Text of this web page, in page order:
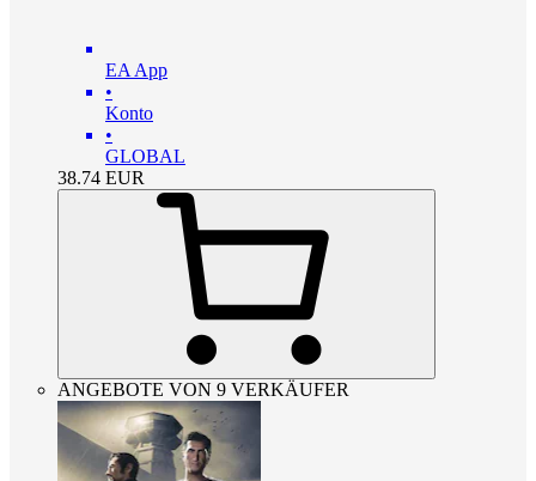
EA App
•
Konto
•
GLOBAL
38.74 EUR
ANGEBOTE VON 9 VERKÄUFER